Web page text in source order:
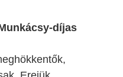
díjas